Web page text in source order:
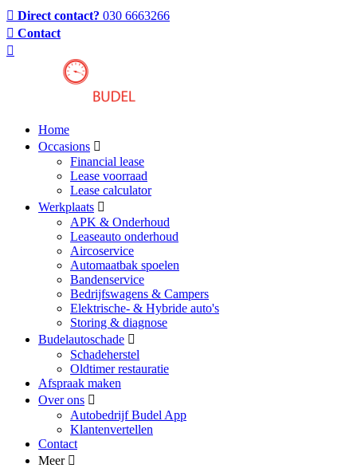
Direct contact? 030 6663266
Contact
Home
Occasions
Financial lease
Lease voorraad
Lease calculator
Werkplaats
APK & Onderhoud
Leaseauto onderhoud
Aircoservice
Automaatbak spoelen
Bandenservice
Bedrijfswagens & Campers
Elektrische- & Hybride auto's
Storing & diagnose
Budelautoschade
Schadeherstel
Oldtimer restauratie
Afspraak maken
Over ons
Autobedrijf Budel App
Klantenvertellen
Contact
Meer